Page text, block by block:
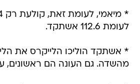
לעומת 112.6 אשתקד.
מהשדה. גם העונה הם ראשונים, עם 49.6